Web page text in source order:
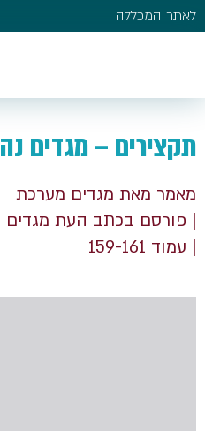
לאתר המכללה
תקצירים – מגדים נה
מאמר מאת מגדים מערכת
| פורסם בכתב העת מגדים
| עמוד 159-161